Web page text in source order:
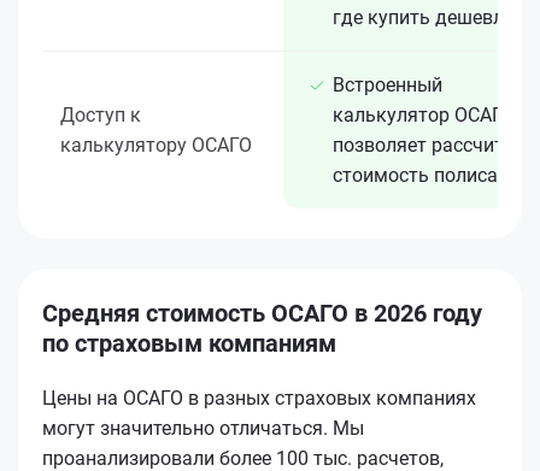
где купить дешевле
Доступ к
калькулятору ОСАГО
Встроенный
калькулятор ОСАГО
позволяет рассчитать
стоимость полиса
Средняя стоимость ОСАГО в 2026 году
по страховым компаниям
Цены на ОСАГО в разных страховых компаниях
могут значительно отличаться. Мы
проанализировали более 100 тыс. расчетов,